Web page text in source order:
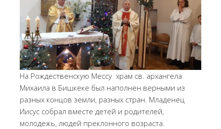
На Рождественскую Мессу храм св. архангела
Михаила в Бишкеке был наполнен верными из
разных концов земли, разных стран. Младенец
Иисус собрал вместе детей и родителей,
молодежь, людей преклонного возраста.